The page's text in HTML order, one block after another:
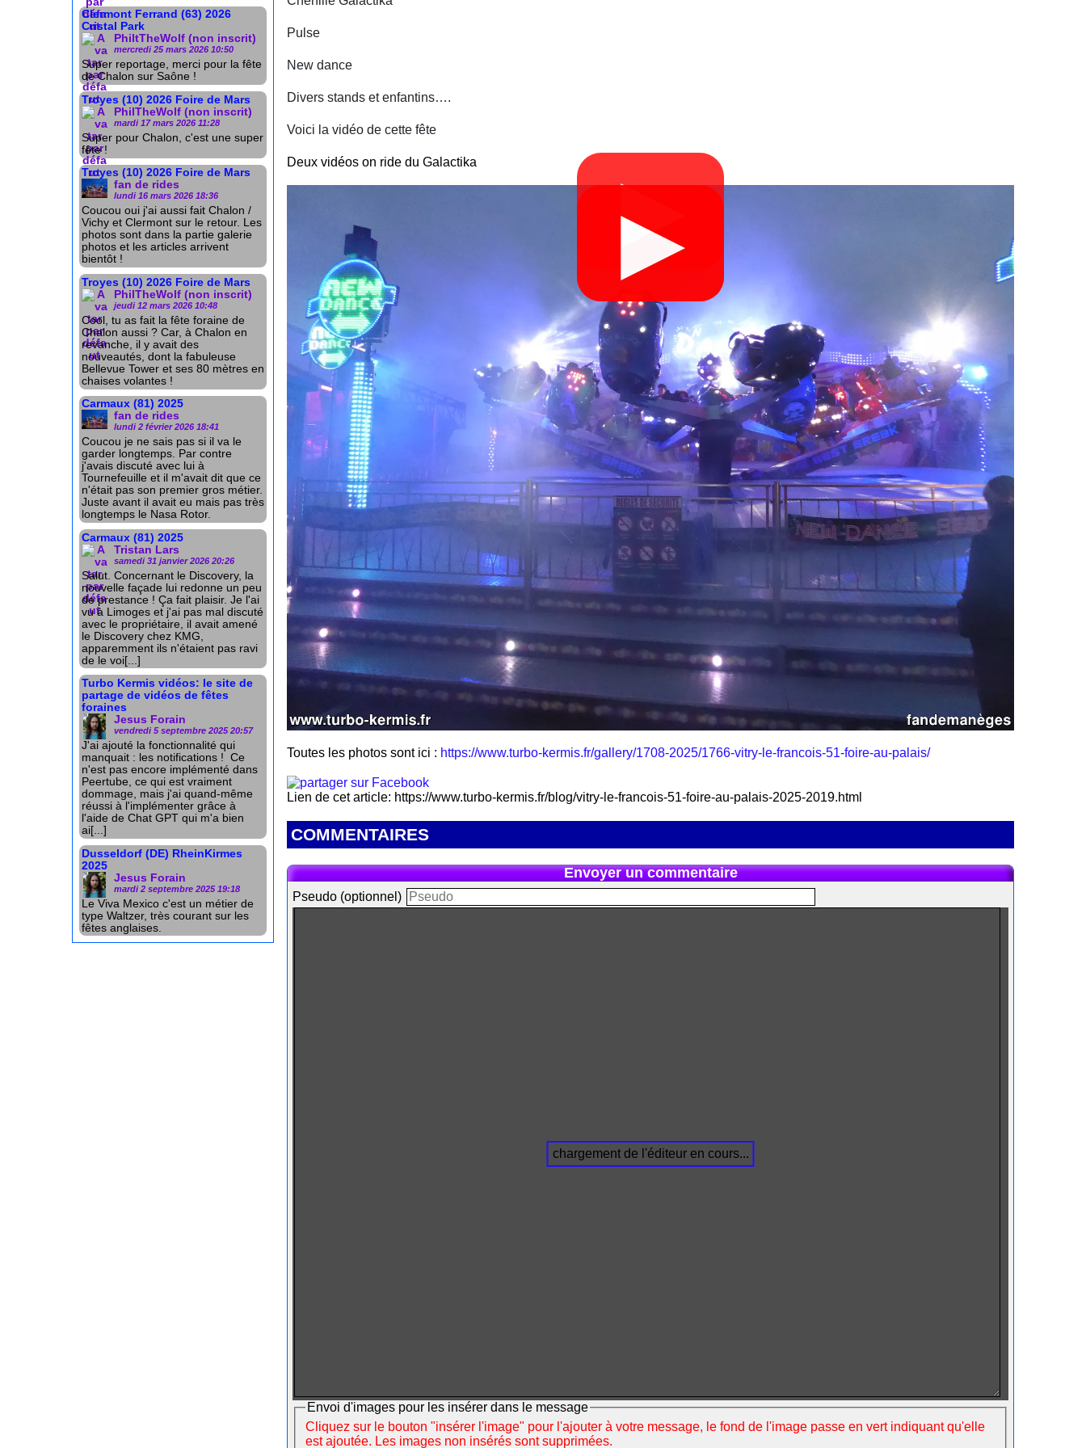
Clermont Ferrand (63) 2026
Cristal Park
PhiltTheWolf (non inscrit)
mercredi 25 mars 2026 10:50
Super reportage, merci pour la fête
de Chalon sur Saône !
Troyes (10) 2026 Foire de Mars
PhilTheWolf (non inscrit)
mardi 17 mars 2026 11:28
Super pour Chalon, c'est une super
fête !
Troyes (10) 2026 Foire de Mars
fan de rides
lundi 16 mars 2026 18:36
Coucou oui j'ai aussi fait Chalon /
Vichy et Clermont sur le retour. Les
photos sont dans la partie galerie
photos et les articles arrivent
bientôt !
Troyes (10) 2026 Foire de Mars
PhilTheWolf (non inscrit)
jeudi 12 mars 2026 10:48
Cool, tu as fait la fête foraine de
Chalon aussi ? Car, à Chalon en
revanche, il y avait des
nouveautés, dont la fabuleuse
Bellevue Tower et ses 80 mètres en
chaises volantes !
Carmaux (81) 2025
fan de rides
lundi 2 février 2026 18:41
Coucou je ne sais pas si il va le
garder longtemps. Par contre
j'avais discuté avec lui à
Tournefeuille et il m'avait dit que ce
n'était pas son premier gros métier.
Juste avant il avait eu mais pas très
longtemps le Nasa Rotor.
Carmaux (81) 2025
Tristan Lars
samedi 31 janvier 2026 20:26
Salut. Concernant le Discovery, la
nouvelle façade lui redonne un peu
de prestance ! Ça fait plaisir. Je l'ai
vu à Limoges et j'ai pas mal discuté
avec le propriétaire, il avait amené
le Discovery chez KMG,
apparemment ils n'étaient pas ravi
de le voi[...]
Turbo Kermis vidéos: le site de
partage de vidéos de fêtes
foraines
Jesus Forain
vendredi 5 septembre 2025 20:57
J'ai ajouté la fonctionnalité qui
manquait : les notifications ! Ce
n'est pas encore implémenté dans
Peertube, ce qui est vraiment
dommage, mais j'ai quand-même
réussi à l'implémenter grâce à
l'aide de Chat GPT qui m'a bien
ai[...]
Dusseldorf (DE) RheinKirmes
2025
Jesus Forain
mardi 2 septembre 2025 19:18
Le Viva Mexico c'est un métier de
type Waltzer, très courant sur les
fêtes anglaises.
Pulse
New dance
Divers stands et enfantins….
Voici la vidéo de cette fête
▶
Deux vidéos on ride du Galactika
▶
▶
Toutes les photos sont ici : https://www.turbo-kermis.fr/gallery/1708-2025/1766-vitry-le-francois-51-foire-au-palais/
Lien de cet article: https://www.turbo-kermis.fr/blog/vitry-le-francois-51-foire-au-palais-2025-2019.html
COMMENTAIRES
Envoyer un commentaire
Pseudo (optionnel)
chargement de l'éditeur en cours...
Envoi d'images pour les insérer dans le message
Cliquez sur le bouton "insérer l'image" pour l'ajouter à votre message, le fond de l'image passe en vert indiquant qu'elle
est ajoutée. Les images non insérés sont supprimées.